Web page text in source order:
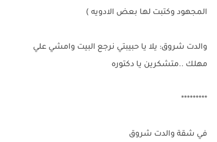
المجهود وكتبت لها بعض الادويه )
والدت شروق: يلا يا حبيبتي نرجع البيت وامشي علي
مهلك ..متشكرين يا دكتوره
*********
في شقة والدت شروق